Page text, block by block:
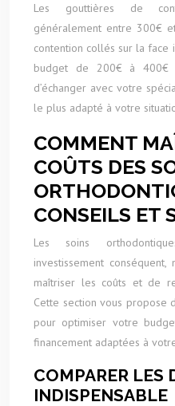
Les gouttières de
généralement entre 300€
contention collés sur la face
budget de 200€ à 400€
d’échanger avec votre
le plus adapté à votre
COMMENT
COÛTS DES
CONSEILS ET
Les soins
investissement
maîtriser les coûts et de
Cette section vous propose
pour optimiser votre
financement adaptées à
COMPARER LES
INDISPENSABLE